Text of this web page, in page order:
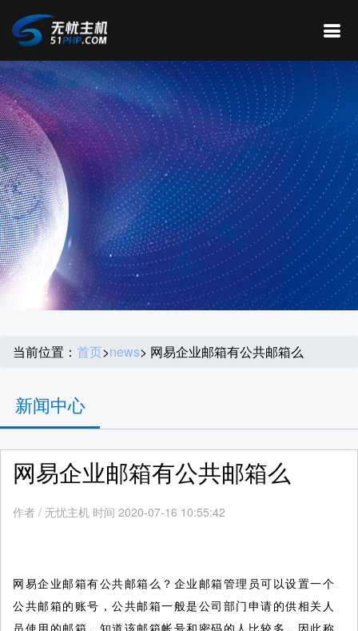
当前位置： 首页>news> 网易企业邮箱有公共邮箱么
新闻中心
网易企业邮箱有公共邮箱么
作者 / 无忧主机 时间 2020-07-16 10:55:42
网易企业邮箱有公共邮箱么？企业邮箱管理员可以设置一个
公共邮箱的账号，公共邮箱一般是公司部门申请的供相关人
员使用的邮箱，知道该邮箱帐号和密码的人比较多，因此称